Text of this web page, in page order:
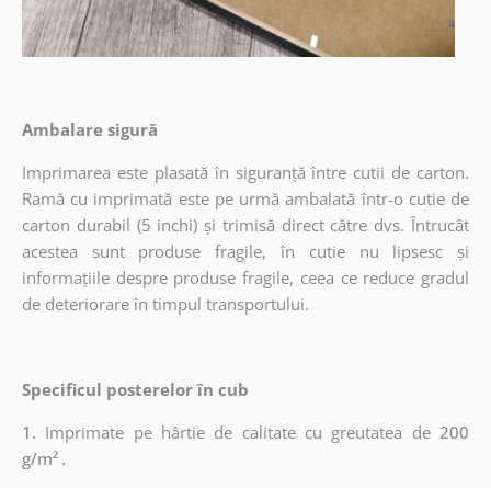
Ambalare sigură
Imprimarea este plasată în siguranță între cutii de carton.
Ramă cu imprimată este pe urmă ambalată într-o cutie de
carton durabil (5 inchi) și trimisă direct către dvs. Întrucât
acestea sunt produse fragile, în cutie nu lipsesc și
informațiile despre produse fragile, ceea ce reduce gradul
de deteriorare în timpul transportului.
Specificul posterelor în cub
1. Imprimate pe hârtie de calitate cu greutatea de200
g/m² .